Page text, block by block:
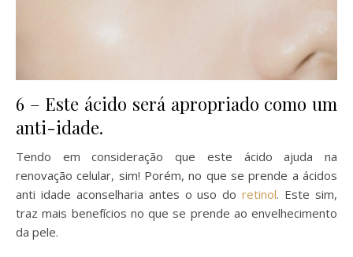
6 – Este ácido será apropriado como um
anti-idade.
Tendo em consideração que este ácido ajuda na
renovação celular, sim! Porém, no que se prende a ácidos
anti idade aconselharia antes o uso doretinol. Este sim,
traz mais benefícios no que se prende ao envelhecimento
da pele.